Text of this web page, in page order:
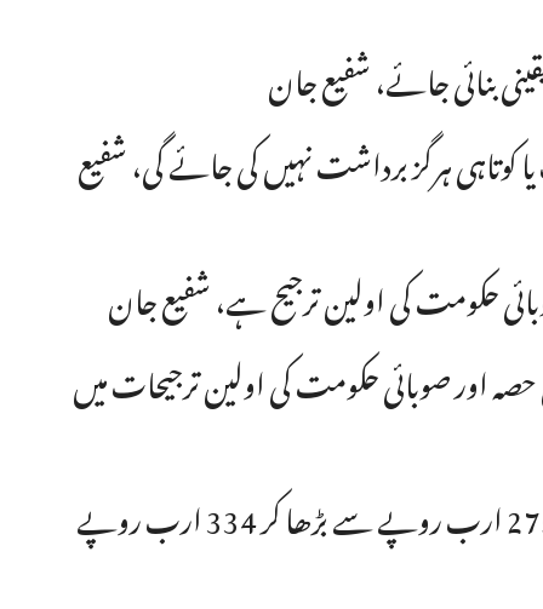
بنائی جائے، شفیع جان
ہرگز برداشت نہیں کی جائے گی، شفیع
حکومت کی اولین ترجیح ہے، شفیع جان
اور صوبائی حکومت کی اولین ترجیحات میں
موجودہ مالی سال کے لئے بجٹ میں شعبہ صحت کا بجٹ 275 ارب روپے سے بڑھا کر 334 ارب روپے